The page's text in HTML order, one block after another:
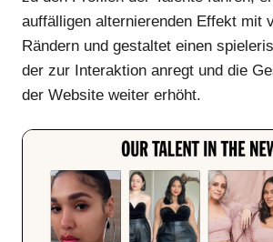
auffälligen alternierenden Effekt mit
Rändern und gestaltet einen
der zur Interaktion anregt und die
der Website weiter erhöht.